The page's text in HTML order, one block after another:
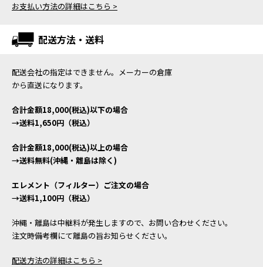
お支払い方法の詳細はこちら >
配送方法・送料
配送会社の指定はできません。メーカーの倉庫
から直送になります。
合計金額18,000(税込)以下の場合
→送料1,650円（税込）
合計金額18,000(税込)以上の場合
→送料無料(沖縄・離島は除く)
エレメント（フィルター）ご注文の場合
→送料1,100円（税込）
沖縄・離島は中継料が発生しますので、お問い合わせください。
注文時備考欄にて離島の旨お知らせください。
配送方法の詳細はこちら >